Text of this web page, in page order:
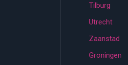
Tilburg
Utrecht
Zaanstad
Groningen